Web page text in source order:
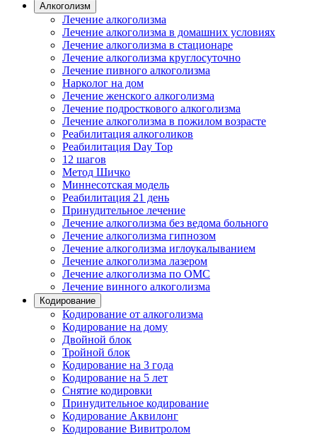
Алкоголизм
Лечение алкоголизма
Лечение алкоголизма в домашних условиях
Лечение алкоголизма в стационаре
Лечение алкоголизма круглосуточно
Лечение пивного алкоголизма
Нарколог на дом
Лечение женского алкоголизма
Лечение подросткового алкоголизма
Лечение алкоголизма в пожилом возрасте
Реабилитация алкоголиков
Реабилитация Day Top
12 шагов
Метод Шичко
Миннесотская модель
Реабилитация 21 день
Принудительное лечение
Лечение алкоголизма без ведома больного
Лечение алкоголизма гипнозом
Лечение алкоголизма иглоукалыванием
Лечение алкоголизма лазером
Лечение алкоголизма по ОМС
Лечение винного алкоголизма
Кодирование
Кодирование от алкоголизма
Кодирование на дому
Двойной блок
Тройной блок
Кодирование на 3 года
Кодирование на 5 лет
Снятие кодировки
Принудительное кодирование
Кодирование Аквилонг
Кодирование Вивитролом